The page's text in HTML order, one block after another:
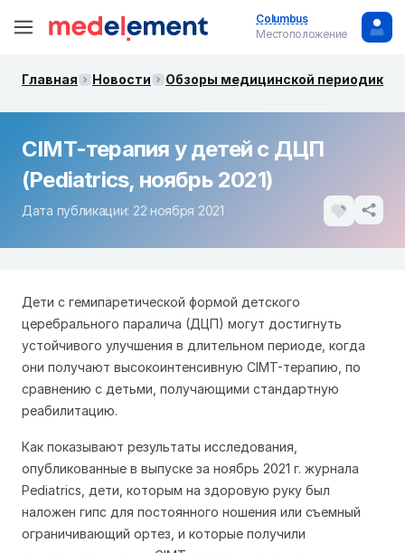
Columbus
Местоположение
Главная Новости Обзоры медицинской периодики.
CIMT-терапия у детей с ДЦП
(Pediatrics, ноябрь 2021)
Дата публикации: 22 ноября 2021
Дети с гемипаретической формой детского
церебрального паралича (ДЦП) могут достигнуть
устойчивого улучшения в длительном периоде, когда
они получают высокоинтенсивную CIMT-терапию, по
сравнению с детьми, получающими стандартную
реабилитацию.
Как показывают результаты исследования,
опубликованные в выпуске за ноябрь 2021 г. журнала
Pediatrics, дети, которым на здоровую руку был
наложен гипс для постоянного ношения или съемный
ограничивающий ортез, и которые получили